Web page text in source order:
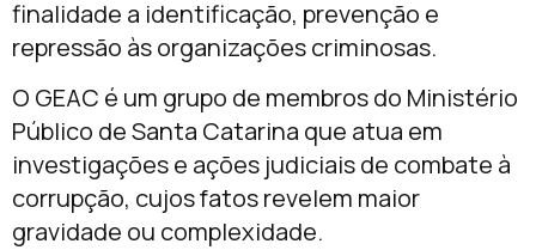
finalidade a identificação, prevenção e
repressão às organizações criminosas.
O GEAC é um grupo de membros do Ministério
Público de Santa Catarina que atua em
investigações e ações judiciais de combate à
corrupção, cujos fatos revelem maior
gravidade ou complexidade.